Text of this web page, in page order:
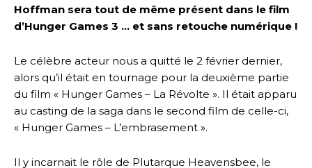
Hoffman sera tout de même présent dans le film
d’Hunger Games 3 … et sans retouche numérique !
Le célèbre acteur nous a quitté le 2 février dernier,
alors qu’il était en tournage pour la deuxième partie
du film « Hunger Games – La Révolte ». Il était apparu
au casting de la saga dans le second film de celle-ci,
« Hunger Games – L’embrasement ».
Il y incarnait le rôle de Plutarque Heavensbee, le